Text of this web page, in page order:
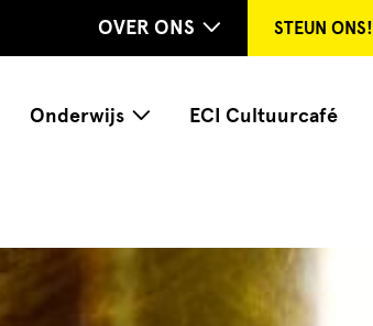
OVER ONS STEUN ONS!
Onderwijs ECI Cultuurcafé